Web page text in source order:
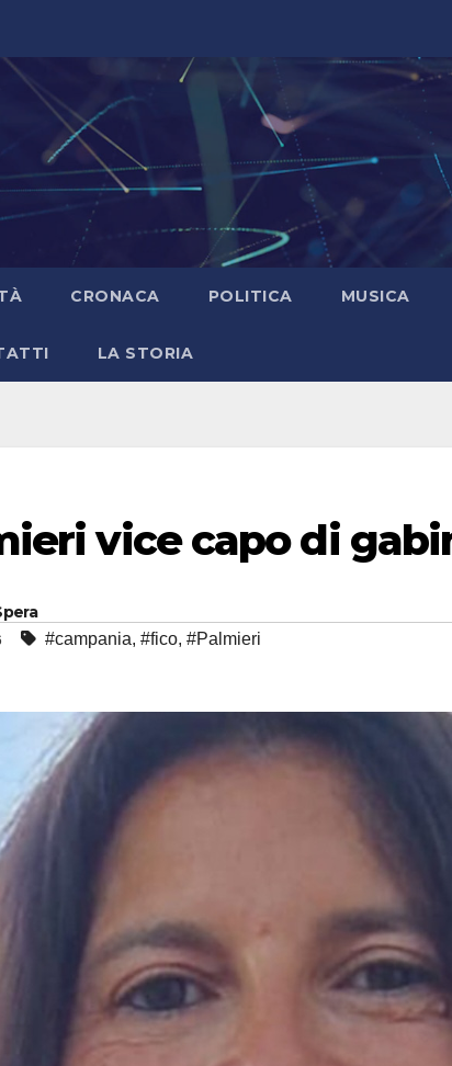
CRONACA POLITICA MUSICA
LA STORIA
vice capo di
#campania, #fico, #Palmieri